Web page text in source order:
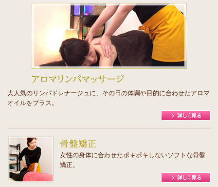
大人気のリンパドレナージュに、その日の体調や目的に合わせたアロマ
オイルをプラス。
女性の身体に合わせたポキポキしないソフトな骨盤
矯正。